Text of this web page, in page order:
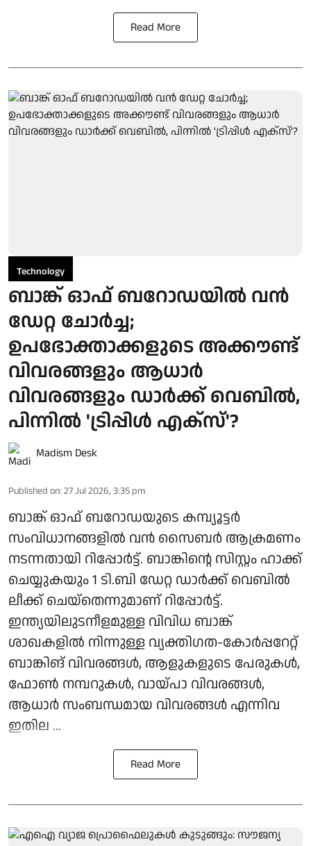
Read More
Technology
ബാങ്ക് ഓഫ് ബറോഡയില്‍ വന്‍
ഡേറ്റ ചോര്‍ച്ച;
ഉപഭോക്താക്കളുടെ അക്കൗണ്ട്
വിവരങ്ങളും ആധാര്‍
വിവരങ്ങളും ഡാര്‍ക്ക് വെബില്‍,
പിന്നില്‍ 'ട്രിപ്പിള്‍ എക്‌സ്'?
Madism Desk
Published on: 27 Jul 2026, 3:35 pm
ബാങ്ക് ഓഫ് ബറോഡയുടെ കമ്പ്യൂട്ടര്‍
സംവിധാനങ്ങളില്‍ വന്‍ സൈബര്‍ ആക്രമണം
നടന്നതായി റിപ്പോര്‍ട്ട്. ബാങ്കിന്റെ സിസ്റ്റം ഹാക്ക്
ചെയ്യുകയും 1 ടി.ബി ഡേറ്റ ഡാര്‍ക്ക് വെബില്‍
ലീക്ക് ചെയ്‌തെന്നുമാണ് റിപ്പോര്‍ട്ട്.
ഇന്ത്യയിലുടനീളമുള്ള വിവിധ ബാങ്ക്
ശാഖകളില്‍ നിന്നുള്ള വ്യക്തിഗത-കോര്‍പ്പറേറ്റ്
ബാങ്കിങ് വിവരങ്ങള്‍, ആളുകളുടെ പേരുകള്‍,
ഫോണ്‍ നമ്പറുകള്‍, വായ്പാ വിവരങ്ങള്‍,
ആധാര്‍ സംബന്ധമായ വിവരങ്ങള്‍ എന്നിവ
ഇതില ...
Read More